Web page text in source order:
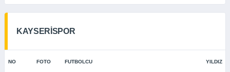
KAYSERİSPOR
NO FOTO FUTBOLCU YILDIZ